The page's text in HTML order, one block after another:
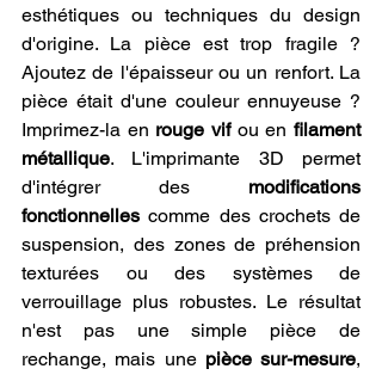
esthétiques ou techniques du design
d'origine. La pièce est trop fragile ?
Ajoutez de l'épaisseur ou un renfort. La
pièce était d'une couleur ennuyeuse ?
Imprimez-la en rouge vif ou en filament
métallique. L'imprimante 3D permet
d'intégrer des modifications
fonctionnelles comme des crochets de
suspension, des zones de préhension
texturées ou des systèmes de
verrouillage plus robustes. Le résultat
n'est pas une simple pièce de
rechange, mais une pièce sur-mesure,